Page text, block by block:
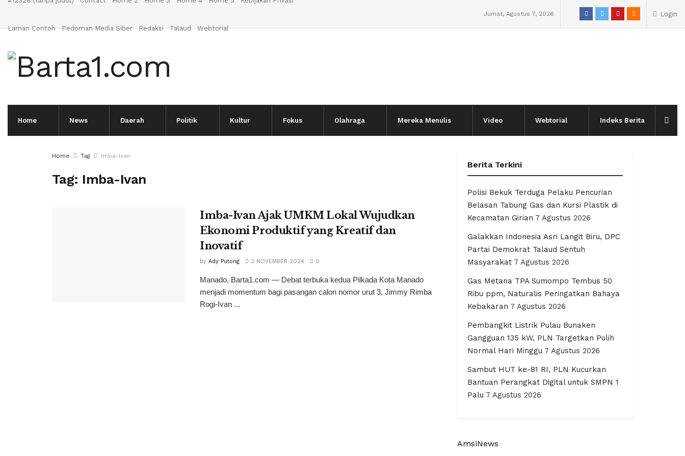
Laman Contoh Pedoman Media Siber Redaksi Talaud Webtorial
Jumat, Agustus 7, 2026 Login
Home News Daerah Politik Kultur Fokus Olahraga Mereka Menulis Video Webtorial Indeks Berita
Home Tag Imba-Ivan
Tag: Imba-Ivan
Imba-Ivan Ajak UMKM Lokal Wujudkan
Ekonomi Produktif yang Kreatif dan
Inovatif
by Ady Putong 3 NOVEMBER 2024 0
Manado, Barta1.com — Debat terbuka kedua Pilkada Kota Manado
menjadi momentum bagi pasangan calon nomor urut 3, Jimmy Rimba
Rogi-Ivan ...
Berita Terkini
Polisi Bekuk Terduga Pelaku Pencurian
Belasan Tabung Gas dan Kursi Plastik di
Kecamatan Girian 7 Agustus 2026
Galakkan Indonesia Asri Langit Biru, DPC
Partai Demokrat Talaud Sentuh
Masyarakat 7 Agustus 2026
Gas Metana TPA Sumompo Tembus 50
Ribu ppm, Naturalis Peringatkan Bahaya
Kebakaran 7 Agustus 2026
Pembangkit Listrik Pulau Bunaken
Gangguan 135 kW, PLN Targetkan Pulih
Normal Hari Minggu 7 Agustus 2026
Sambut HUT ke-81 RI, PLN Kucurkan
Bantuan Perangkat Digital untuk SMPN 1
Palu 7 Agustus 2026
AmsiNews